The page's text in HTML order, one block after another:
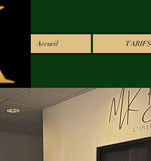
Accueil